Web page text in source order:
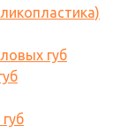
губ